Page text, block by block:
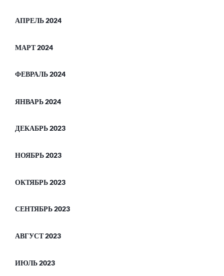
АПРЕЛЬ 2024
МАРТ 2024
ФЕВРАЛЬ 2024
ЯНВАРЬ 2024
ДЕКАБРЬ 2023
НОЯБРЬ 2023
ОКТЯБРЬ 2023
СЕНТЯБРЬ 2023
АВГУСТ 2023
ИЮЛЬ 2023